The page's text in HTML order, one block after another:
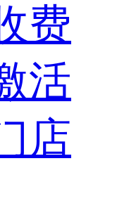
费
活
店